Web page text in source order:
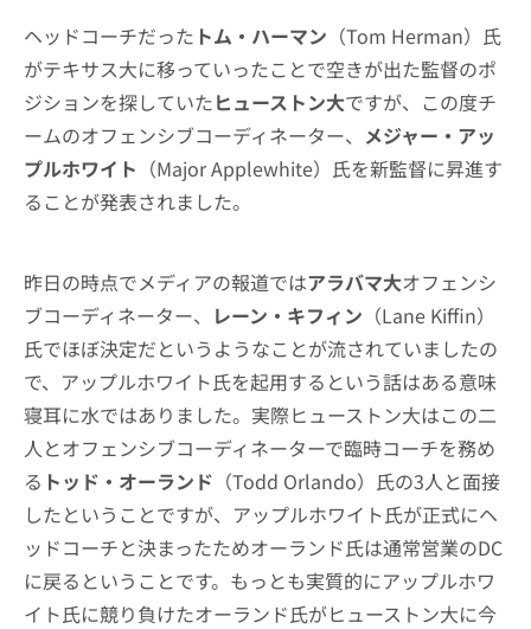
ヘッドコーチだった トム・ハーマン （Tom Herman）氏
がテキサス大に移っていったことで空きが出た監督のポ
ジションを探していたヒューストン大ですが、この度チ
ームのオフェンシブコーディネーター、 メジャー・アッ
プルホワイト （Major Applewhite）氏を新監督に昇進す
ることが発表されました。
昨日の時点でメディアの報道ではアラバマ大オフェンシ
ブコーディネーター、 レーン・キフィン （Lane Kiffin）
氏でほぼ決定だというようなことが流されていましたの
で、アップルホワイト氏を起用するという話はある意味
寝耳に水ではありました。実際ヒューストン大はこの二
人とオフェンシブコーディネーターで臨時コーチを務め
る トッド・オーランド （Todd Orlando）氏の3人と面接
したということですが、アップルホワイト氏が正式にヘ
ッドコーチと決まったためオーランド氏は通常営業のDC
に戻るということです。もっとも実質的にアップルホワ
イト氏に競り負けたオーランド氏がヒューストン大に今